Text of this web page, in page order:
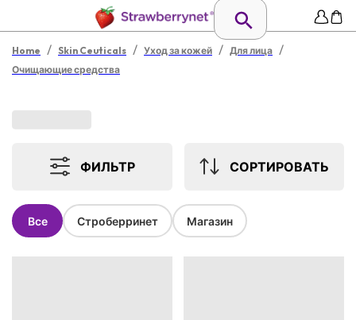
Home / Skin Ceuticals / Уход за кожей / Для лица /
Очищающие средства
ФИЛЬТР СОРТИРОВАТЬ
Все Строберринет Магазин